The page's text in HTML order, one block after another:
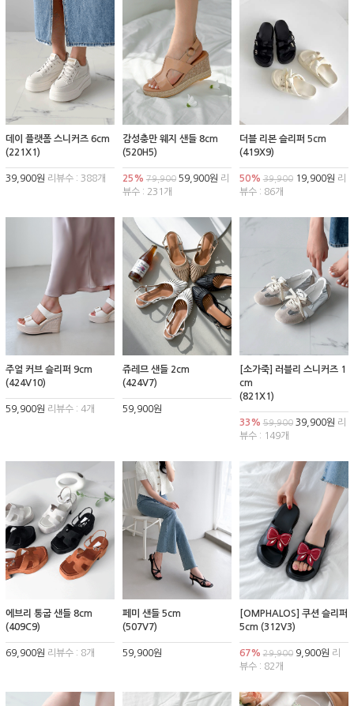
데이 플랫폼 스니커즈 6cm
(221X1)
39,900원 리뷰수 : 388개
감성충만 웨지 샌들 8cm
(520H5)
25% 79,90059,900원 리
뷰수 : 231개
더블 리본 슬리퍼 5cm
(419X9)
50% 39,90019,900원 리
뷰수 : 86개
주얼 커브 슬리퍼 9cm
(424V10)
59,900원 리뷰수 : 4개
쥬레므 샌들 2cm
(424V7)
59,900원
[소가죽] 러블리 스니커즈 1
cm
(821X1)
33% 59,90039,900원 리
뷰수 : 149개
에브리 통굽 샌들 8cm
(409C9)
69,900원 리뷰수 : 8개
페미 샌들 5cm
(507V7)
59,900원
[OMPHALOS] 쿠션 슬리퍼
5cm (312V3)
67% 29,9009,900원 리
뷰수 : 82개